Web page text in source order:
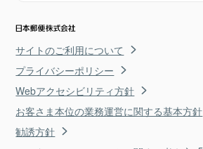
サイトのご利用について
プライバシーポリシー
Webアクセシビリティ方針
お客さま本位の業務運営に関する基本方針
勧誘方針